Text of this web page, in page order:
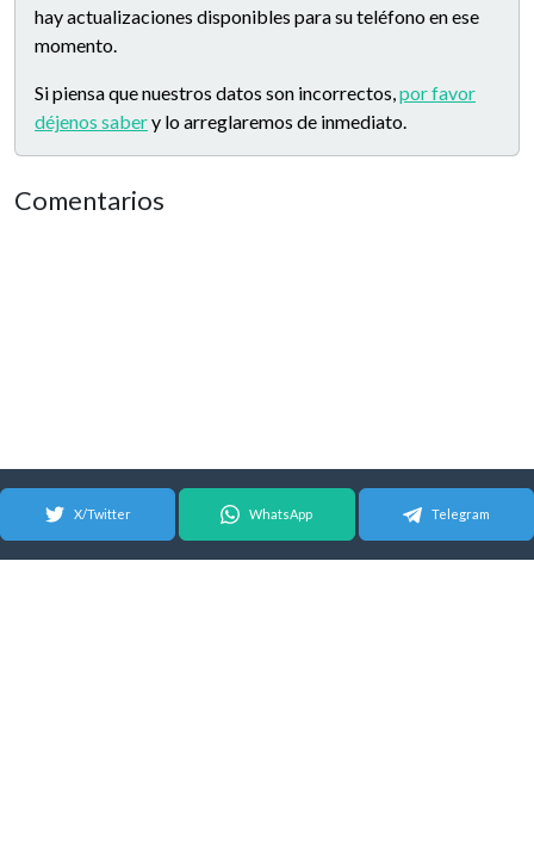
hay actualizaciones disponibles para su teléfono en ese
momento.
Si piensa que nuestros datos son incorrectos,por favor
déjenos sabery lo arreglaremos de inmediato.
Comentarios
X/Twitter WhatsApp Telegram